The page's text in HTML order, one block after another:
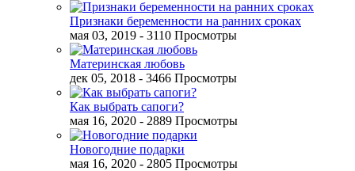
Признаки беременности на ранних сроках
мая 03, 2019 - 3110 Просмотры
Материнская любовь
дек 05, 2018 - 3466 Просмотры
Как выбрать сапоги?
мая 16, 2020 - 2889 Просмотры
Новогодние подарки
мая 16, 2020 - 2805 Просмотры